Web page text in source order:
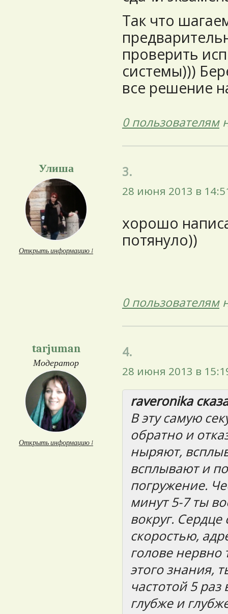
Так что
проверить
системы)))
все решение
0 пользователям
Улиша
Открыть информацию ↓
3.
28 июня 2013 в
хорошо
потянуло))
0 пользователям
tarjuman
Модератор
Открыть информацию ↓
4.
28 июня 2013 в
raveronika
В эту самую
обратно и
ныряют,
всплывают и
погружение.
минут 5-7 ты
вокруг.
скоростью,
голове нервно
этого знания,
частотой 5 раз
глубже и